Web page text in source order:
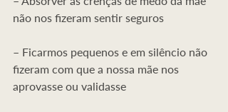
não nos fizeram sentir seguros
– Ficarmos pequenos e em silêncio não
fizeram com que a nossa mãe nos
aprovasse ou validasse